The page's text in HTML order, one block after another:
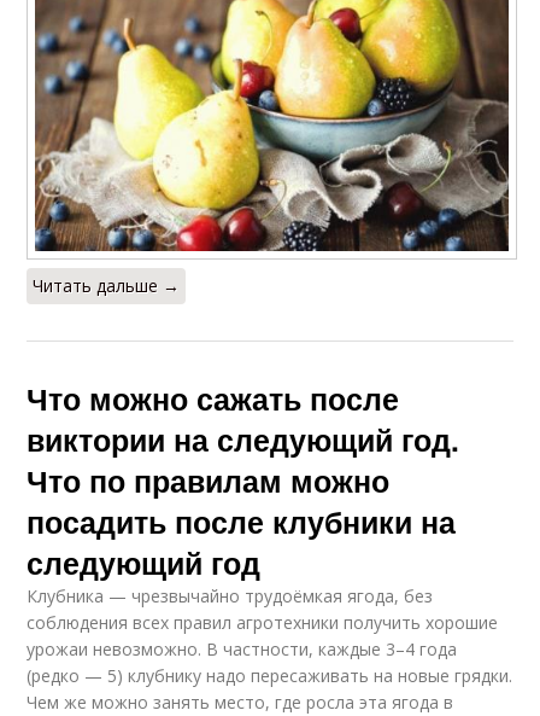
Читать дальше →
Что можно сажать после
виктории на следующий год.
Что по правилам можно
посадить после клубники на
следующий год
Клубника — чрезвычайно трудоёмкая ягода, без
соблюдения всех правил агротехники получить хорошие
урожаи невозможно. В частности, каждые 3–4 года
(редко — 5) клубнику надо пересаживать на новые грядки.
Чем же можно занять место, где росла эта ягода в